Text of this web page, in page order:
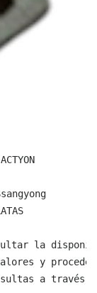
la
y
a través